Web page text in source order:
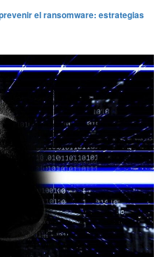
el ransomware: estrategias